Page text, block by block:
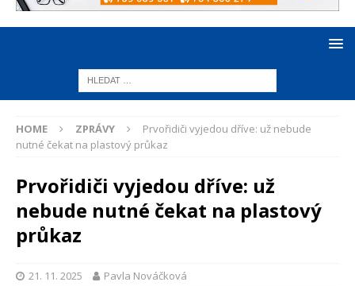
HOME ZPRÁVY
Prvořidiči vyjedou dříve: už nebude
nutné čekat na plastový průkaz
Prvořidiči vyjedou dříve: už
nebude nutné čekat na plastový
průkaz
21. 11. 2025 Pavla Nováčková